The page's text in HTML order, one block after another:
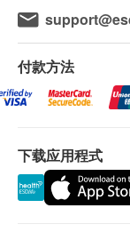
成份
风讯号悬挂
将会延迟。
所有订单须
认。 倘若
活易有权拒
保用：
货品质量保
付款方法
下载应用程式